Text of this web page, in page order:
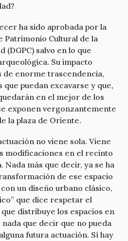
ha sido aprobada por la
Patrimonio Cultural de la
(DGPC) salvo en lo que
Su impacto
de enorme trascendencia,
que puedan excavarse y que,
en el mejor de los
exponen vergonzantemente
la plaza de Oriente.
no viene sola. Viene
modificaciones en el recinto
Nada más que decir, ya se ha
de ese espacio
un diseño urbano clásico,
que dice respetar el
distribuye los espacios en
que decir que no pueda
futura actuación. Sí hay